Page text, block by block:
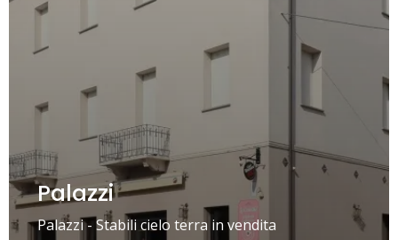
Palazzi
Palazzi - Stabili cielo terra in vendita